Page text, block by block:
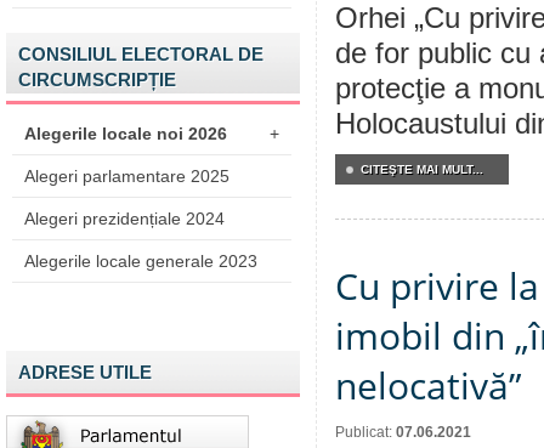
CONSILIUL ELECTORAL DE
CIRCUMSCRIPȚIE
Alegerile locale noi 2026 +
Alegeri parlamentare 2025
Alegeri prezidențiale 2024
Alegerile locale generale 2023
ADRESE UTILE
Orhei „Cu
de for public cu
protecţie a
Holocaustului
CITEŞTE MAI MULT...
Cu privire
imobil din
nelocativă”
Publicat: 07.06.2021